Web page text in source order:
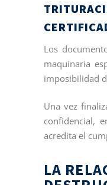
Los
maquinaria
imposibilidad
Una vez
confidencial,
acredita el
LA